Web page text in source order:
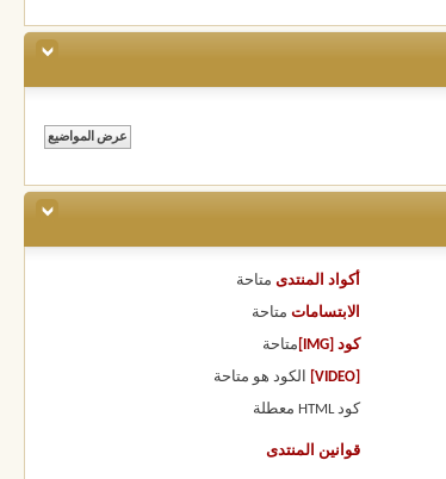
أكواد المنتدى متاحة
الابتسامات متاحة
كود [IMG] متاحة
[VIDEO] الكود هو متاحة
كود HTML معطلة
قوانين المنتدى